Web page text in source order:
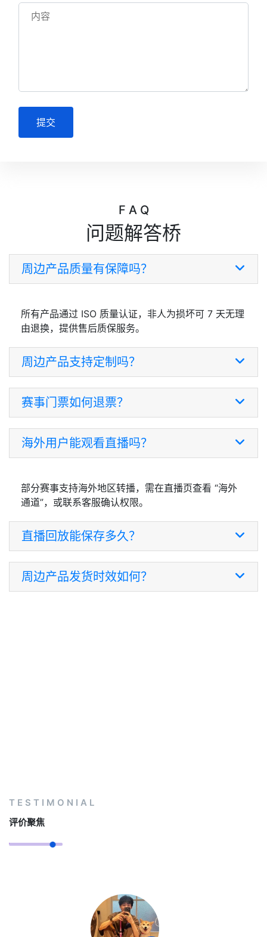
提交
F A Q
问题解答桥
周边产品质量有保障吗？
所有产品通过 ISO 质量认证，非人为损坏可 7 天无理
由退换，提供售后质保服务。
周边产品支持定制吗？
赛事门票如何退票？
海外用户能观看直播吗？
部分赛事支持海外地区转播，需在直播页查看 “海外
通道”，或联系客服确认权限。
直播回放能保存多久？
周边产品发货时效如何？
TESTIMONIAL
评价聚焦